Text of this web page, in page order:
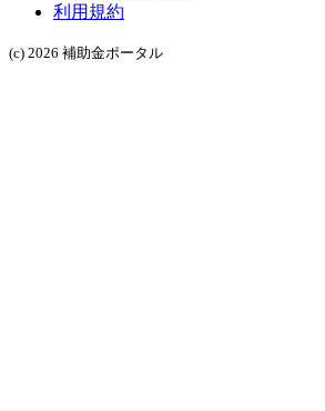
利用規約
(c) 2026 補助金ポータル